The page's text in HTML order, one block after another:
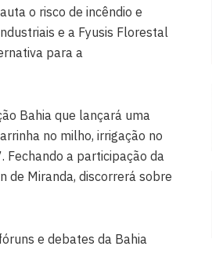
o risco de incêndio e
e a Fyusis Florestal
para a
Bahia que lançará uma
no milho, irrigação no
a participação da
de Miranda, discorrerá sobre
e debates da Bahia